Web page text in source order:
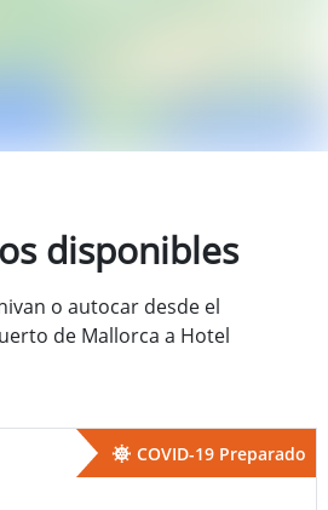
disponibles
o autocar desde el
de Mallorca a Hotel
COVID-19 Preparado